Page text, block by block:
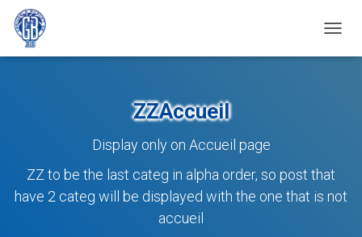
ZZAccueil
Display only on Accueil page
ZZ to be the last categ in alpha order, so post that
have 2 categ will be displayed with the one that is not
accueil